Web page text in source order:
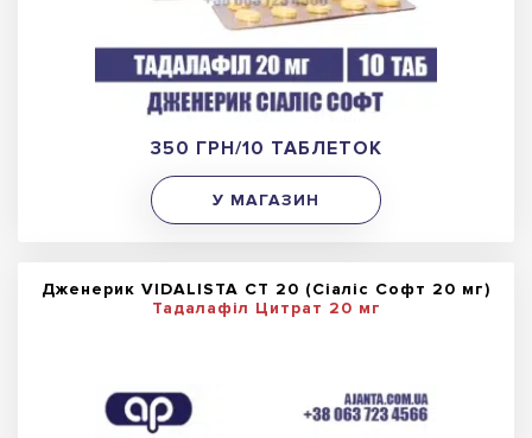
350 ГРН/10 ТАБЛЕТОК
У МАГАЗИН
Дженерик VIDALISTA CT 20 (Сіаліс Софт 20 мг)
Тадалафіл Цитрат 20 мг